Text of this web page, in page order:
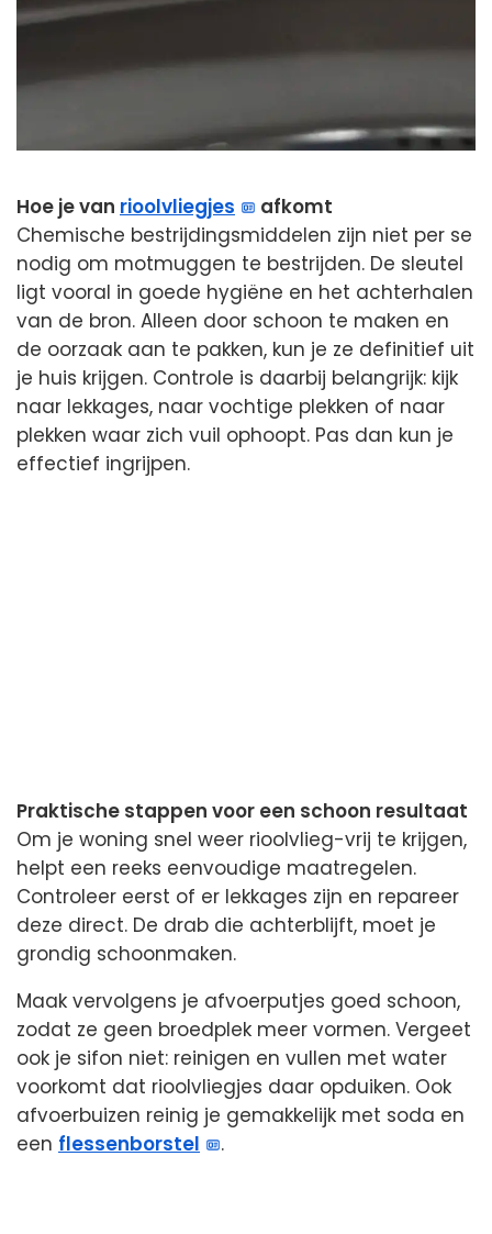
Hoe je van rioolvliegjes
afkomt
Chemische bestrijdingsmiddelen zijn niet per se
nodig om motmuggen te bestrijden. De sleutel
ligt vooral in goede hygiëne en het achterhalen
van de bron. Alleen door schoon te maken en
de oorzaak aan te pakken, kun je ze definitief uit
je huis krijgen. Controle is daarbij belangrijk: kijk
naar lekkages, naar vochtige plekken of naar
plekken waar zich vuil ophoopt. Pas dan kun je
effectief ingrijpen.
Praktische stappen voor een schoon resultaat
Om je woning snel weer rioolvlieg-vrij te krijgen,
helpt een reeks eenvoudige maatregelen.
Controleer eerst of er lekkages zijn en repareer
deze direct. De drab die achterblijft, moet je
grondig schoonmaken.
Maak vervolgens je afvoerputjes goed schoon,
zodat ze geen broedplek meer vormen. Vergeet
ook je sifon niet: reinigen en vullen met water
voorkomt dat rioolvliegjes daar opduiken. Ook
afvoerbuizen reinig je gemakkelijk met soda en
een flessenborstel .